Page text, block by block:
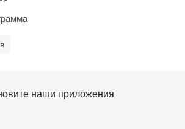
наши приложения